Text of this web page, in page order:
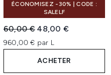
ÉCONOMISEZ -30% | CODE :
SALELF
Prix de vente :
60,00 € Prix ​​actuel :
48,00 €
960,00 € par L
ACHETER